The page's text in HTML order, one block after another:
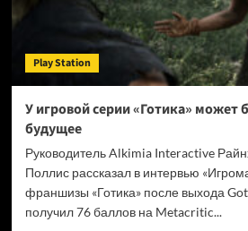
Play Station
У игровой серии «Готика» может
будущее
Руководитель Alkimia Interactive
Поллис рассказал в интервью
франшизы «Готика» после выхода
получил 76 баллов на Metacritic...